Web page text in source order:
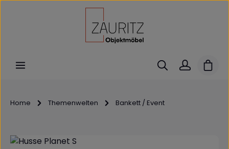
Zum Hauptinhalt springen
Home Themenwelten Bankett / Event
Bildergalerie überspringen